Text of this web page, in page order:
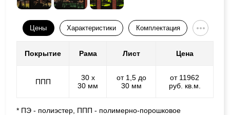
Цены Характеристики Комплектация
Покрытие Рама Лист Цена
ППП
30 х
30 мм
от 1,5 до
30 мм
от 11962
руб. кв.м.
* ПЭ - полиэстер, ППП - полимерно-порошковое